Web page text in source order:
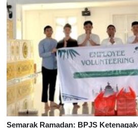
Semarak Ramadan: BPJS